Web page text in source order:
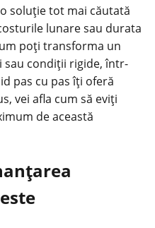
soluție tot mai căutată
lunare sau durata
poți transforma un
sau condiții rigide, într-
pas cu pas îți oferă
vei afla cum să eviți
de această